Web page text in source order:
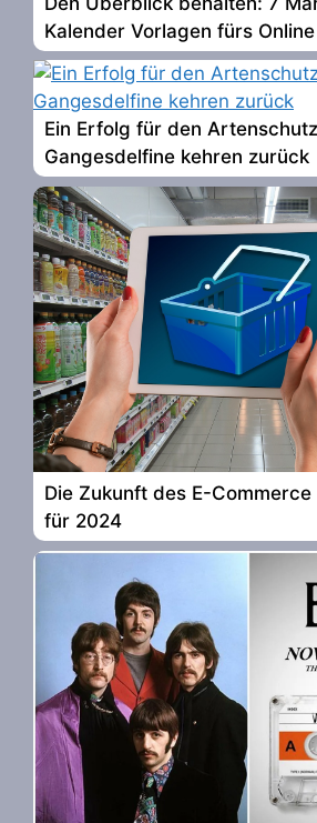
Kalender Vorlagen fürs
Ein Erfolg für den
Gangesdelfine kehren zurück
Die Zukunft des E-Commerce
für 2024